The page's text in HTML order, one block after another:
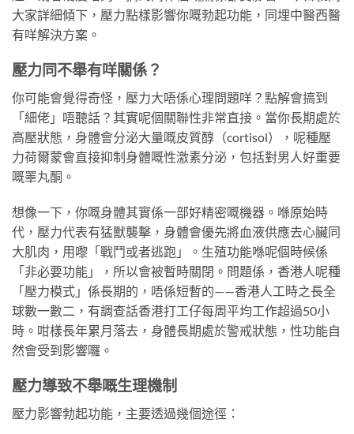
大家詳細傾下，壓力點樣影響你嘅勃起功能，同埋中醫西醫
有咩解決方案。
壓力同不舉有咩關係？
你可能會覺得奇怪，壓力大唔係心理問題咩？點解會搞到
「細佬」唔聽話？其實呢個關聯性非常直接。當你長期處於
高壓狀態，身體會分泌大量嘅皮質醇（cortisol），呢種壓
力荷爾蒙會直接抑制身體嘅性激素分泌，包括對男人好重要
嘅睪丸酮。
想像一下，你嘅身體其實係一部好精密嘅機器。喺原始時
代，壓力代表有猛獸襲擊，身體會優先將血液供應去心臟同
大肌肉，用嚟「戰鬥或者逃跑」。生殖功能喺呢個時候係
「非必要功能」，所以會被暫時關閉。問題係，香港人呢種
「壓力模式」係長期的，唔係短暫的——香港人工時之長全
球數一數二，有調查話香港打工仔每周平均工作超過50小
時。咁樣長年累月落去，身體長期處於警戒狀態，性功能自
然會受到影響囉。
壓力導致不舉嘅生理機制
壓力影響勃起功能，主要透過幾個途徑：